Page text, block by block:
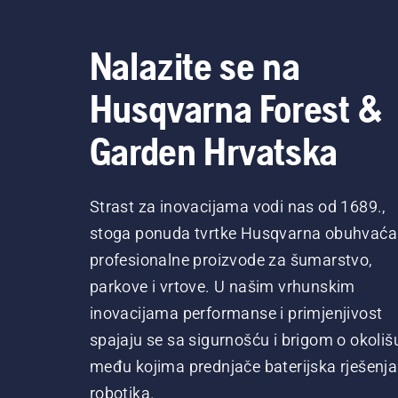
Nalazite se na
Husqvarna Forest &
Garden Hrvatska
Strast za inovacijama vodi nas od 1689.,
stoga ponuda tvrtke Husqvarna obuhvaća
profesionalne proizvode za šumarstvo,
parkove i vrtove. U našim vrhunskim
inovacijama performanse i primjenjivost
spajaju se sa sigurnošću i brigom o
među kojima prednjače baterijska
robotika.